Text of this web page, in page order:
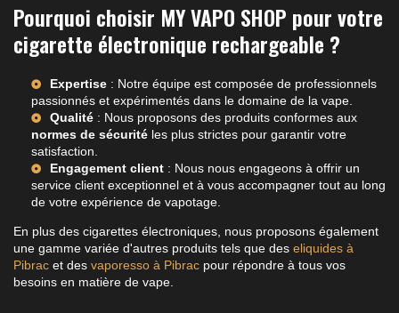
Pourquoi choisir MY VAPO SHOP pour votre
cigarette électronique rechargeable ?
Expertise : Notre équipe est composée de professionnels
passionnés et expérimentés dans le domaine de la vape.
Qualité : Nous proposons des produits conformes aux
normes de sécurité les plus strictes pour garantir votre
satisfaction.
Engagement client : Nous nous engageons à offrir un
service client exceptionnel et à vous accompagner tout au long
de votre expérience de vapotage.
En plus des cigarettes électroniques, nous proposons également
une gamme variée d'autres produits tels que des eliquides à
Pibrac et des vaporesso à Pibrac pour répondre à tous vos
besoins en matière de vape.